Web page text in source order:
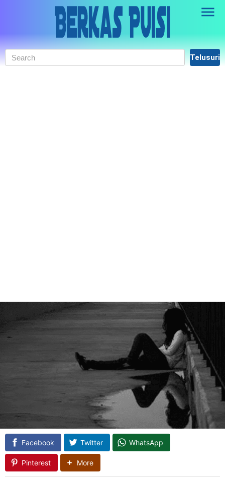
Skip to main content
Facebook Twitter WhatsApp
Pinterest More